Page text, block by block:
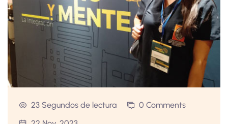
23 Segundos de lectura
0 Comments